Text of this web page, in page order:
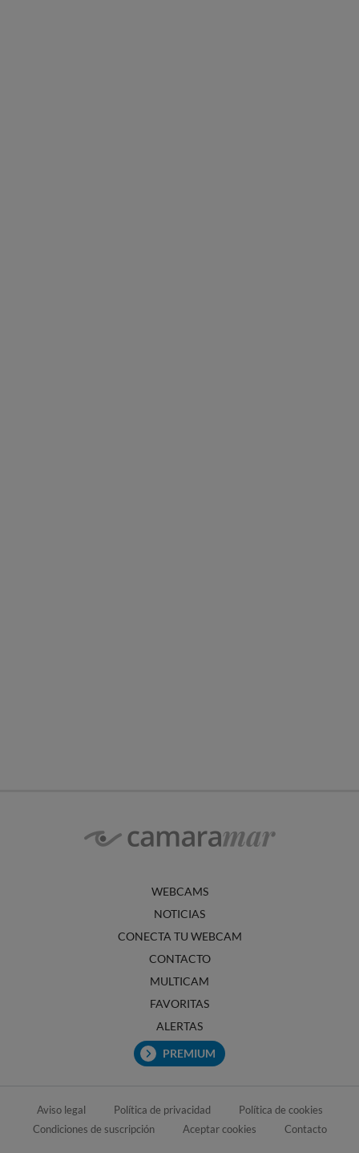
WEBCAMS
NOTICIAS
CONECTA TU WEBCAM
CONTACTO
MULTICAM
FAVORITAS
ALERTAS
PREMIUM
Aviso legal Política de privacidad
Política de cookies
Condiciones de suscripción
Aceptar cookies Contacto